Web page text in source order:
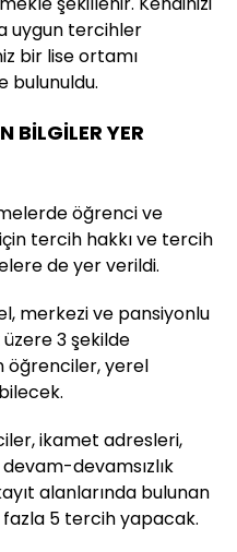
uygun tercihler
bir lise ortamı
bulunuldu.
BİLGİLER YER
öğrenci ve
tercih hakkı ve tercih
de yer verildi.
merkezi ve pansiyonlu
3 şekilde
öğrenciler, yerel
ikamet adresleri,
devam-devamsızlık
alanlarında bulunan
5 tercih yapacak.